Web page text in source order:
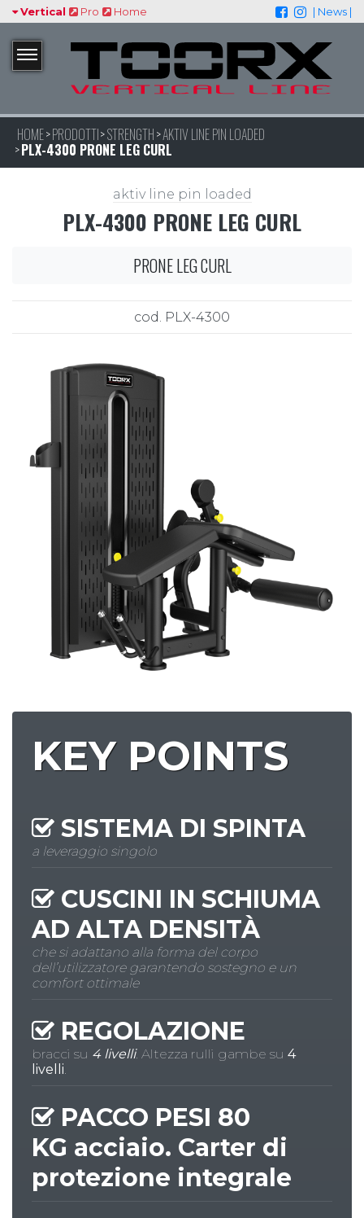
Vertical Pro Home | News |
HOME PRODOTTI STRENGTH AKTIV LINE PIN LOADED
PLX-4300 PRONE LEG CURL
aktiv line pin loaded
PLX-4300 PRONE LEG CURL
PRONE LEG CURL
cod. PLX-4300
KEY POINTS
SISTEMA DI SPINTA
a leveraggio singolo
CUSCINI IN SCHIUMA
AD ALTA DENSITÀ
che si adattano alla forma del corpo
dell’utilizzatore garantendo sostegno e un
comfort ottimale
REGOLAZIONE
bracci su 4 livelli. Altezza rulli gambe su 4
livelli.
PACCO PESI 80
KG acciaio. Carter di
protezione integrale